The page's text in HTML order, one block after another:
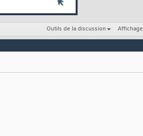
Outils de la discussion Affichage